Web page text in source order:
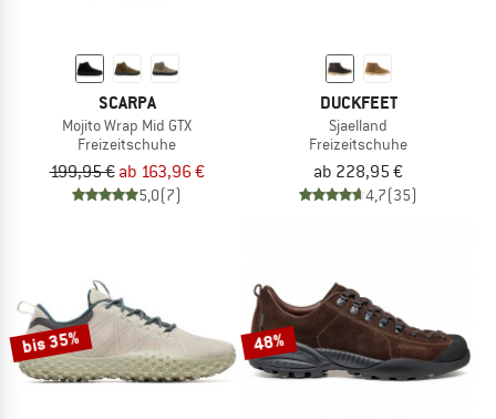
SCARPA
Mojito Wrap Mid GTX
Freizeitschuhe
199,95 € ab 163,96 €
5,0(7)
DUCKFEET
Sjaelland
Freizeitschuhe
ab 228,95 €
4,7(35)
bis 35% 48%